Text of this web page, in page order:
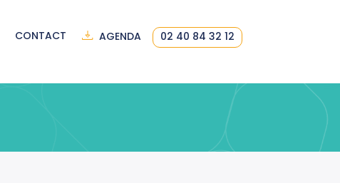
CONTACT AGENDA 02 40 84 32 12